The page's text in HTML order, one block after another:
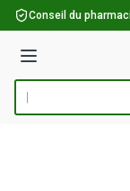
Aller au contenu
Conseil du
Menu
Rechercher